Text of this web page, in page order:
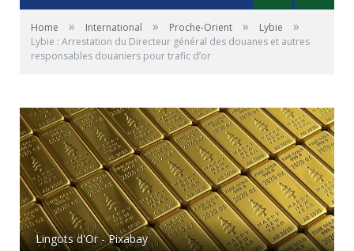
Home » International » Proche-Orient » Lybie »
Lybie : Arrestation du Directeur général des douanes et autres
responsables douaniers pour trafic d’or
Lingots d'Or - Pixabay